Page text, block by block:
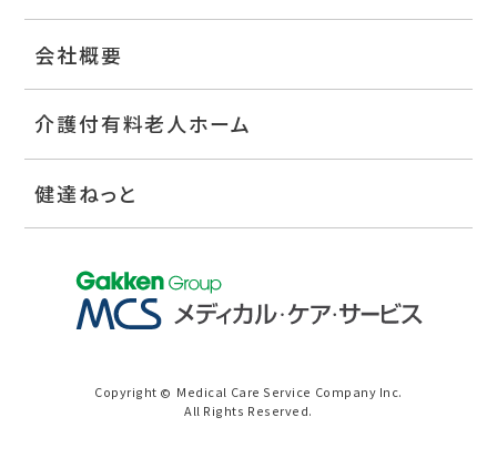
会社概要
介護付有料老人ホーム
健達ねっと
Copyright © Medical Care Service Company Inc.
All Rights Reserved.